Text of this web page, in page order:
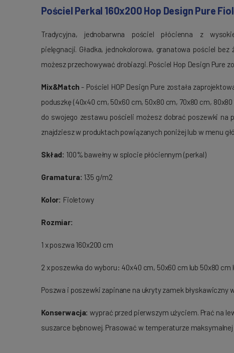
Pościel Perkal 160x200 Hop Design Pure
Tradycyjna, jednobarwna pościel płócienna z
pielęgnacji. Gładka, jednokolorowa, granatowa pościel
możesz przechowywać drobiazgi. Pościel Hop Design Pure
Mix&Match - Pościel HOP Design Pure została
poduszkę (40x40 cm, 50x60 cm, 50x80 cm, 70x80 cm, 80x80
do swojego zestawu pościeli możesz dobrać poszewki na
znajdziesz w produktach powiązanych poniżej lub w menu
Skład: 100% bawełny w splocie płóciennym (perkal)
Gramatura: 135 g/m2
Kolor: Fioletowy
Rozmiar:
1 x poszwa 160x200 cm
2 x poszewka do wyboru: 40x40 cm, 50x60 cm lub 50x80 cm
Poszwa i poszewki zapinane na ukryty zamek błyskawiczny
Konserwacja: wyprać przed pierwszym użyciem. Prać na
suszarce bębnowej. Prasować w temperaturze